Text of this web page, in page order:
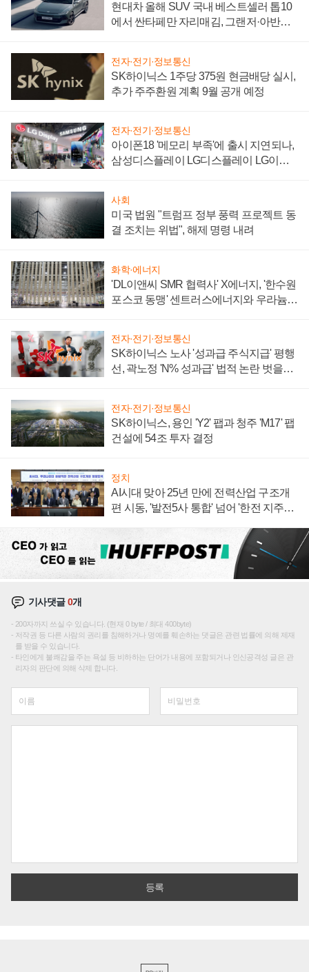
현대차 올해 SUV 국내 베스트셀러 톱10
에서 싼타페만 자리매김, 그랜저·아반떼
전자·전기·정보통신
SK하이닉스 1주당 375원 현금배당 실시,
추가 주주환원 계획 9월 공개 예정
전자·전기·정보통신
아이폰18 '메모리 부족'에 출시 지연되나,
삼성디스플레이 LG디스플레이 LG이노
사회
미국 법원 "트럼프 정부 풍력 프로젝트 동
결 조치는 위법", 해제 명령 내려
화학·에너지
'DL이앤씨 SMR 협력사' X에너지, '한수원
포스코 동맹' 센트러스에너지와 우라늄
전자·전기·정보통신
SK하이닉스 노사 '성과급 주식지급' 평행
선, 곽노정 'N% 성과급' 법적 논란 벗을지
전자·전기·정보통신
SK하이닉스, 용인 'Y2' 팹과 청주 'M17' 팹
건설에 54조 투자 결정
정치
AI시대 맞아 25년 만에 전력산업 구조개
편 시동, '발전5사 통합' 넘어 '한전 지주사'
기사댓글0개
200자까지 쓰실 수 있습니다. (현재 0 byte / 최대 400byte)
저작권 등 다른 사람의 권리를 침해하거나 명예를 훼손하는 댓글은 관련 법률에 의해 제재
를 받을 수 있습니다.
타인에게 불쾌감을 주는 욕설 등 비하하는 단어가 내용에 포함되거나 인신공격성 글은 관
리자의 판단에 의해 삭제 합니다.